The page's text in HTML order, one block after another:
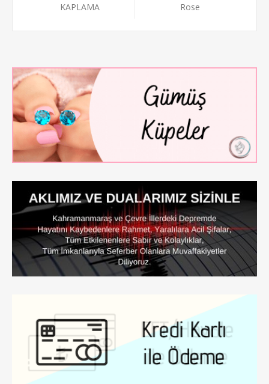
KAPLAMA Rose